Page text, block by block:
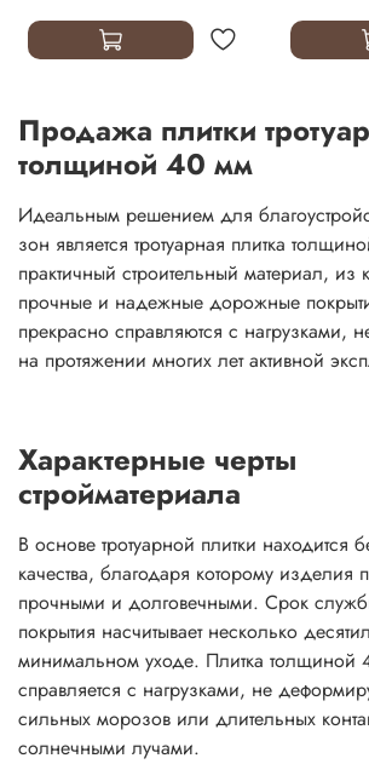
Продажа плитки
толщиной 40 мм
Идеальным решением для
зон является тротуарная плитка
практичный строительный материал, из
прочные и надежные дорожные
прекрасно справляются с нагрузками,
на протяжении многих лет активной
Характерные черты
стройматериала
В основе тротуарной плитки находится
качества, благодаря которому изделия
прочными и долговечными. Срок
покрытия насчитывает несколько
минимальном уходе. Плитка толщиной
справляется с нагрузками, не
сильных морозов или длительных
солнечными лучами.